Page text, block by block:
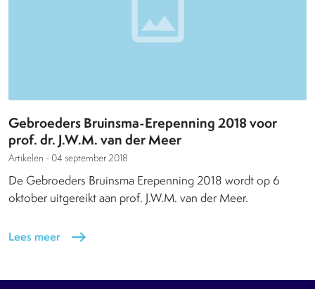
Gebroeders Bruinsma-Erepenning 2018 voor
prof. dr. J.W.M. van der Meer
Artikelen - 04 september 2018
De Gebroeders Bruinsma Erepenning 2018 wordt op 6
oktober uitgereikt aan prof. J.W.M. van der Meer.
Lees meer east